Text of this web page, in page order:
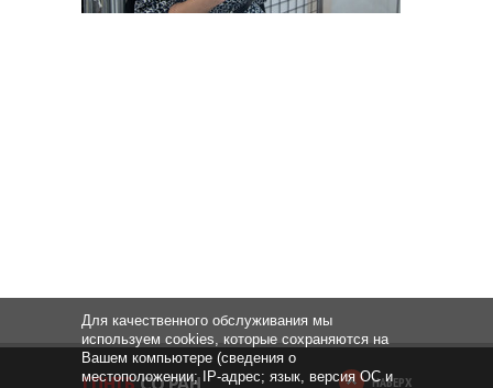
НАВЕРХ
Для качественного обслуживания мы
используем cookies, которые сохраняются на
Вашем компьютере (сведения о
местоположении; IP-адрес; язык, версия ОС и